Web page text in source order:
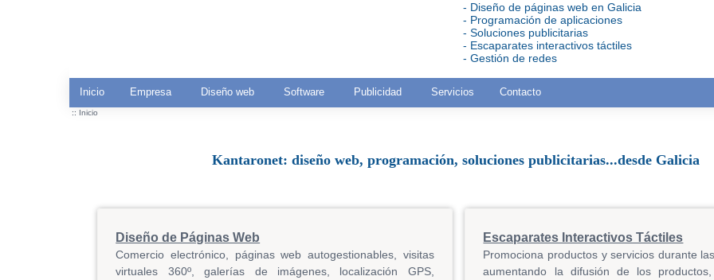
- Diseño de páginas web en Galicia
- Programación de aplicaciones
- Soluciones publicitarias
- Escaparates interactivos táctiles
- Gestión de redes
Inicio
Empresa Diseño web Software Publicidad Servicios Contacto
:: Inicio
Kantaronet: diseño web, programación, soluciones publicitarias...desde Galicia
Diseño de Páginas Web
Comercio electrónico, páginas web autogestionables, visitas
virtuales 360º, galerías de imágenes, localización GPS,
Escaparates Interactivos Táctiles
Promociona productos y servicios durante
aumentando la difusión de los